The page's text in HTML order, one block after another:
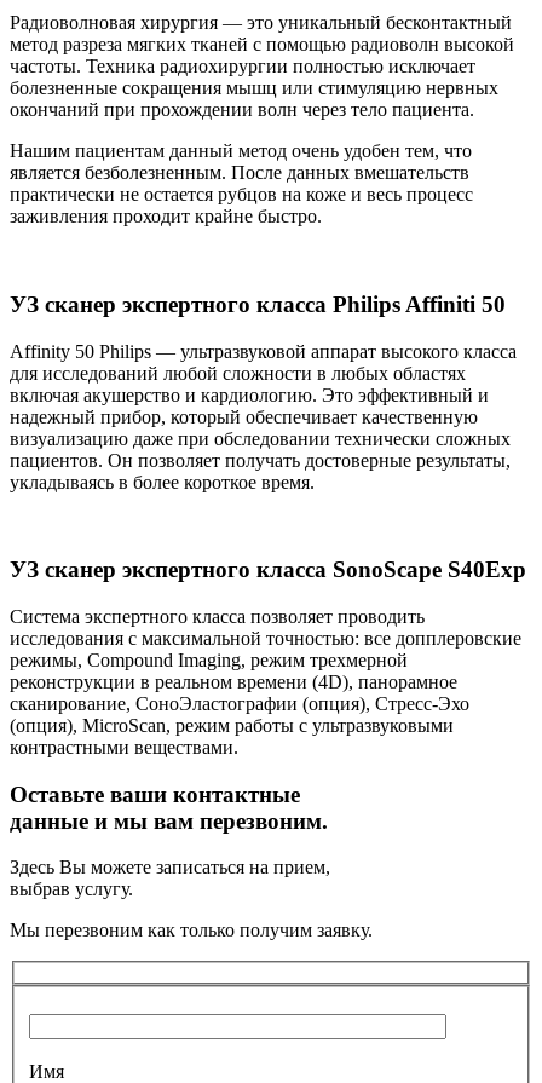
Радиоволновая хирургия — это уникальный бесконтактный
метод разреза мягких тканей с помощью радиоволн высокой
частоты. Техника радиохирургии полностью исключает
болезненные сокращения мышц или стимуляцию нервных
окончаний при прохождении волн через тело пациента.
Нашим пациентам данный метод очень удобен тем, что
является безболезненным. После данных вмешательств
практически не остается рубцов на коже и весь процесс
заживления проходит крайне быстро.
УЗ сканер экспертного класса Philips Affiniti 50
Affinity 50 Philips — ультразвуковой аппарат высокого класса
для исследований любой сложности в любых областях
включая акушерство и кардиологию. Это эффективный и
надежный прибор, который обеспечивает качественную
визуализацию даже при обследовании технически сложных
пациентов. Он позволяет получать достоверные результаты,
укладываясь в более короткое время.
УЗ сканер экспертного класса SonoScape S40Exp
Система экспертного класса позволяет проводить
исследования с максимальной точностью: все допплеровские
режимы, Compound Imaging, режим трехмерной
реконструкции в реальном времени (4D), панорамное
сканирование, СоноЭластографии (опция), Стресс-Эхо
(опция), MicroScan, режим работы с ультразвуковыми
контрастными веществами.
Оставьте ваши контактные
данные и мы вам перезвоним.
Здесь Вы можете записаться на прием,
выбрав услугу.
Мы перезвоним как только получим заявку.
Имя